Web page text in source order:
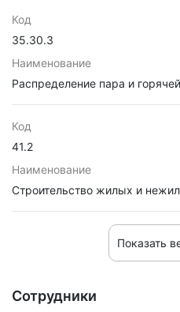
Код
35.30.3
Наименование
Распределение пара и
Код
41.2
Наименование
Строительство жилых и
Показать
Сотрудники